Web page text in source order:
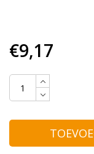
€9,17